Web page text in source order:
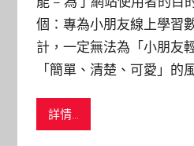
個：專為小朋友線上學習
計，一定無法為「小朋友
「簡單、清楚、可愛」的
詳情...